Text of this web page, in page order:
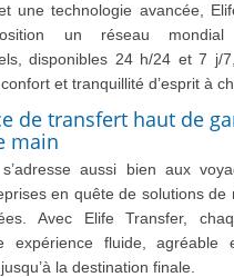
une technologie avancée,
un réseau
disponibles 24 h/24 et 7 j/
et tranquillité d’esprit à
de transfert haut de
main
aussi bien aux
en quête de solutions de
Avec Elife Transfer,
expérience fluide, agréable
la destination finale.